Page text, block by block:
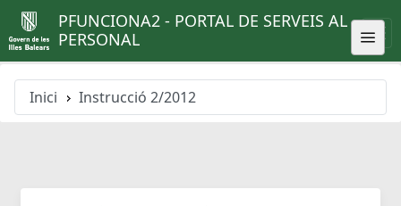
PFUNCIONA2 - PORTAL DE SERVEIS AL
PERSONAL
Inici Instrucció 2/2012